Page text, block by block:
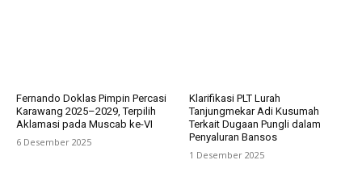
Fernando Doklas Pimpin Percasi
Karawang 2025–2029, Terpilih
Aklamasi pada Muscab ke-VI
6 Desember 2025
Klarifikasi PLT Lurah
Tanjungmekar Adi Kusumah
Terkait Dugaan Pungli dalam
Penyaluran Bansos
1 Desember 2025